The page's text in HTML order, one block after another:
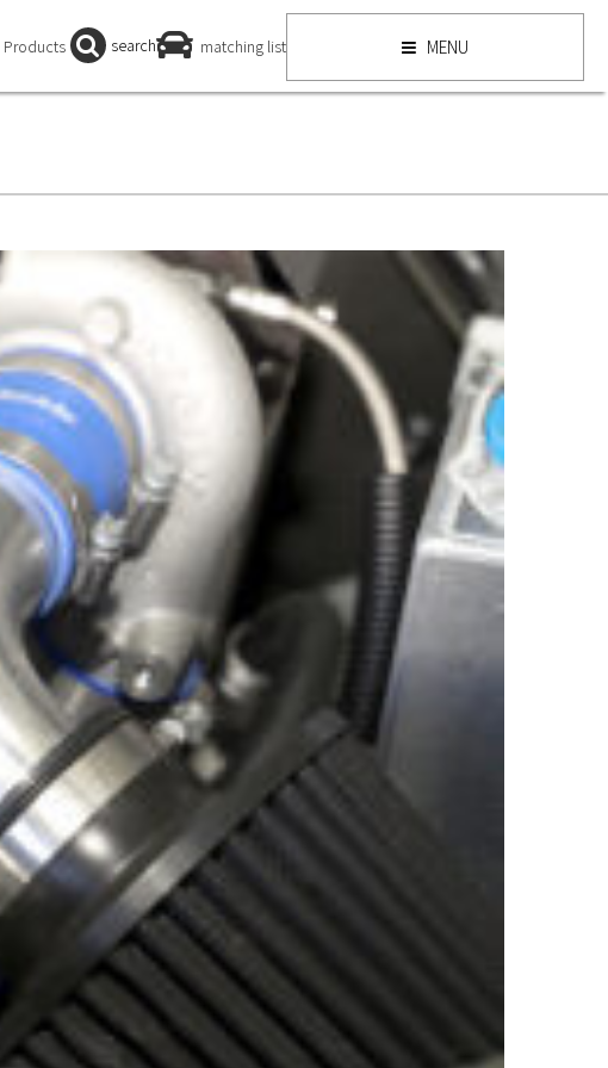
Products search matching list MENU